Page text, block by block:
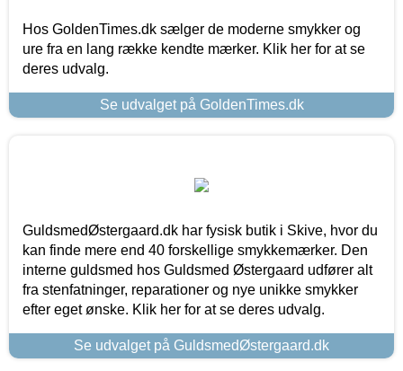
Hos GoldenTimes.dk sælger de moderne smykker og
ure fra en lang række kendte mærker. Klik her for at se
deres udvalg.
Se udvalget på GoldenTimes.dk
GuldsmedØstergaard.dk har fysisk butik i Skive, hvor du
kan finde mere end 40 forskellige smykkemærker. Den
interne guldsmed hos Guldsmed Østergaard udfører alt
fra stenfatninger, reparationer og nye unikke smykker
efter eget ønske. Klik her for at se deres udvalg.
Se udvalget på GuldsmedØstergaard.dk